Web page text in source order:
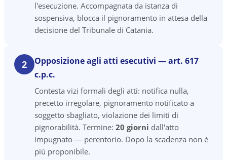
l'esecuzione. Accompagnata da istanza di
sospensiva, blocca il pignoramento in attesa della
decisione del Tribunale di Catania.
2
Opposizione agli atti esecutivi — art. 617
c.p.c.
Contesta vizi formali degli atti: notifica nulla,
precetto irregolare, pignoramento notificato a
soggetto sbagliato, violazione dei limiti di
pignorabilità. Termine: 20 giorni dall'atto
impugnato — perentorio. Dopo la scadenza non è
più proponibile.